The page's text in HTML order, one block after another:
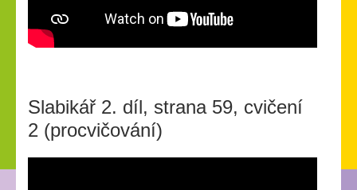
Slabikář 2. díl, strana 59, cvičení
2 (procvičování)